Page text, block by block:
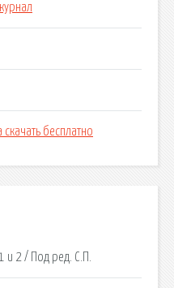
бесплатно
и 2 / Под ред. С.П.